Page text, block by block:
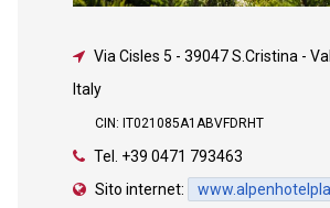
Via Cisles 5 - 39047 S.Cristina -
Italy
CIN: IT021085A1ABVFDRHT
Tel. +39 0471 793463
Sito internet: